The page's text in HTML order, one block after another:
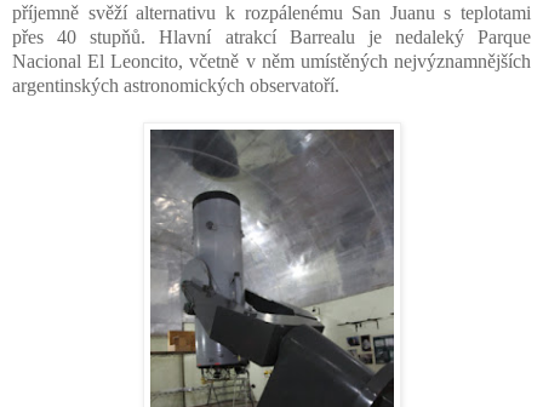
příjemně svěží alternativu k rozpálenému San Juanu s teplotami
přes 40 stupňů. Hlavní atrakcí Barrealu je nedaleký Parque
Nacional El Leoncito, včetně v něm umístěných nejvýznamnějších
argentinských astronomických observatoří.